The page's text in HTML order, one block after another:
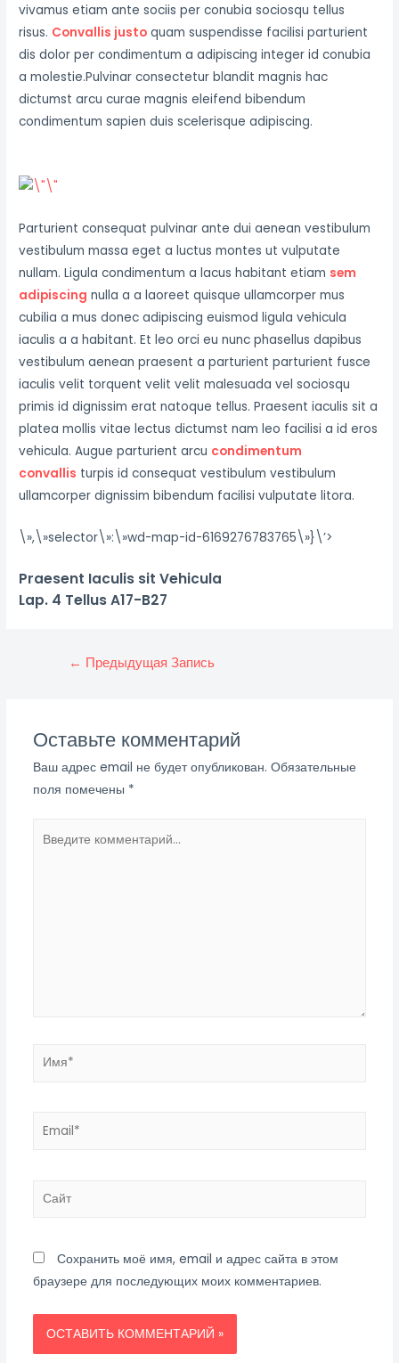
vivamus etiam ante sociis per conubia sociosqu tellus
risus. Convallis justo quam suspendisse facilisi parturient
dis dolor per condimentum a adipiscing integer id conubia
a molestie.Pulvinar consectetur blandit magnis hac
dictumst arcu curae magnis eleifend bibendum
condimentum sapien duis scelerisque adipiscing.
Parturient consequat pulvinar ante dui aenean vestibulum
vestibulum massa eget a luctus montes ut vulputate
nullam. Ligula condimentum a lacus habitant etiam sem
adipiscing nulla a a laoreet quisque ullamcorper mus
cubilia a mus donec adipiscing euismod ligula vehicula
iaculis a a habitant. Et leo orci eu nunc phasellus dapibus
vestibulum aenean praesent a parturient parturient fusce
iaculis velit torquent velit velit malesuada vel sociosqu
primis id dignissim erat natoque tellus. Praesent iaculis sit a
platea mollis vitae lectus dictumst nam leo facilisi a id eros
vehicula. Augue parturient arcu condimentum
convallis turpis id consequat vestibulum vestibulum
ullamcorper dignissim bibendum facilisi vulputate litora.
\»,\»selector\»:\»wd-map-id-6169276783765\»}\’>
Praesent Iaculis sit Vehicula
Lap. 4 Tellus A17-B27
Навигация
← Предыдущая Запись
Оставьте комментарий
Ваш адрес email не будет опубликован. Обязательные
поля помечены *
комментарий...
Имя*
Email*
Сайт
Сохранить моё имя, email и адрес сайта в этом
браузере для последующих моих комментариев.